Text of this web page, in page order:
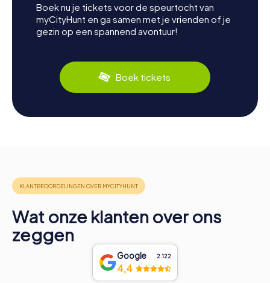
Boek nu je tickets voor de speurtocht van
myCityHunt en ga samen met je vrienden of je
gezin op een spannend avontuur!
Boek tickets
Wat onze klanten over ons
zeggen
Google 2.122
4,4